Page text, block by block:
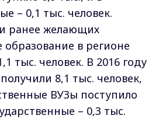
– 0,1 тыс. человек.
ранее желающих
в регионе
тыс. человек. В 2016 году
получили 8,1 тыс. человек,
ВУЗы поступило
– 0,3 тыс.